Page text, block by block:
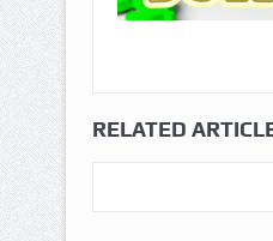
RELATED